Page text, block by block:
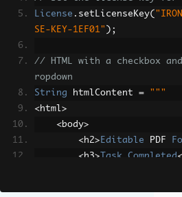
License . setLicenseKey(
SE-KEY-1EF01" );
// HTML with a checkbox
ropdown
String htmlContent =
"""
<html>
<body>
<h2> Editable PDF
<h3> Task Completed